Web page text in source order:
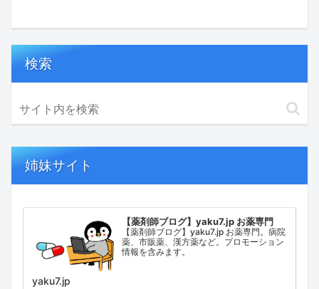
検索
姉妹サイト
【薬剤師ブログ】yaku7.jp お薬専門
【薬剤師ブログ】yaku7.jp お薬専門。病院
薬、市販薬、漢方薬など。プロモーション
情報を含みます。
yaku7.jp